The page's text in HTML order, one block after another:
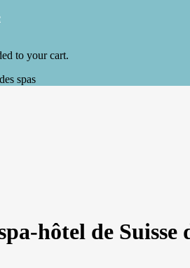
to your cart.
hôtel de Suisse